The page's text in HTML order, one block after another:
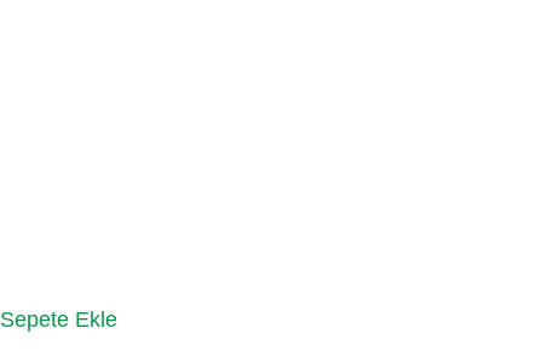
Sepete Ekle